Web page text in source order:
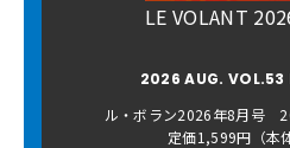
LE VOLANT
2026 AUG. VOL.53
ル・ボラン2026年8月号
定価1,599円（本